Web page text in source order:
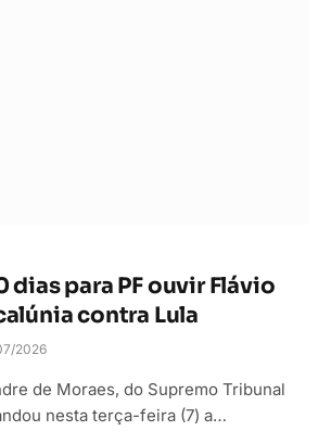
dias para PF ouvir Flávio
contra Lula
2026
de Moraes, do Supremo Tribunal
nesta terça-feira (7) a…